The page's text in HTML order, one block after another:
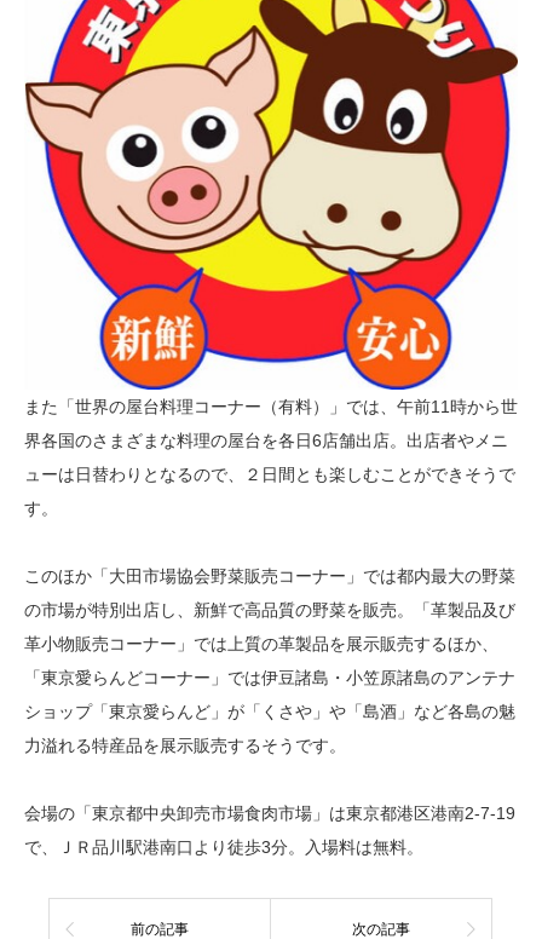
また「世界の屋台料理コーナー（有料）」では、午前11時から世
界各国のさまざまな料理の屋台を各日6店舗出店。出店者やメニ
ューは日替わりとなるので、２日間とも楽しむことができそうで
す。
このほか「大田市場協会野菜販売コーナー」では都内最大の野菜
の市場が特別出店し、新鮮で高品質の野菜を販売。「革製品及び
革小物販売コーナー」では上質の革製品を展示販売するほか、
「東京愛らんどコーナー」では伊豆諸島・小笠原諸島のアンテナ
ショップ「東京愛らんど」が「くさや」や「島酒」など各島の魅
力溢れる特産品を展示販売するそうです。
会場の「東京都中央卸売市場食肉市場」は東京都港区港南2-7-19
で、ＪＲ品川駅港南口より徒歩3分。入場料は無料。
前の記事 次の記事